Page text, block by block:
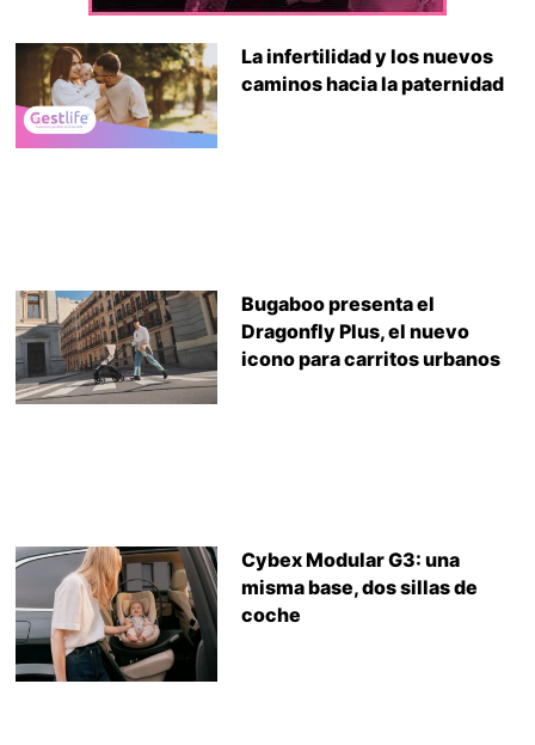
La infertilidad y los nuevos
caminos hacia la paternidad
Bugaboo presenta el
Dragonfly Plus, el nuevo
icono para carritos urbanos
Cybex Modular G3: una
misma base, dos sillas de
coche